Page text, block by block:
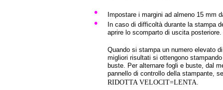
• Impostare i margini ad almeno 15 mm
•
In caso di difficoltà durante la stampa
aprire lo scomparto di uscita posteriore.
Quando si stampa un numero elevato
migliori risultati si ottengono
buste. Per alternare fogli e buste, dal
pannello di controllo della stampante,
RIDOTTA VELOCIT=LENTA.